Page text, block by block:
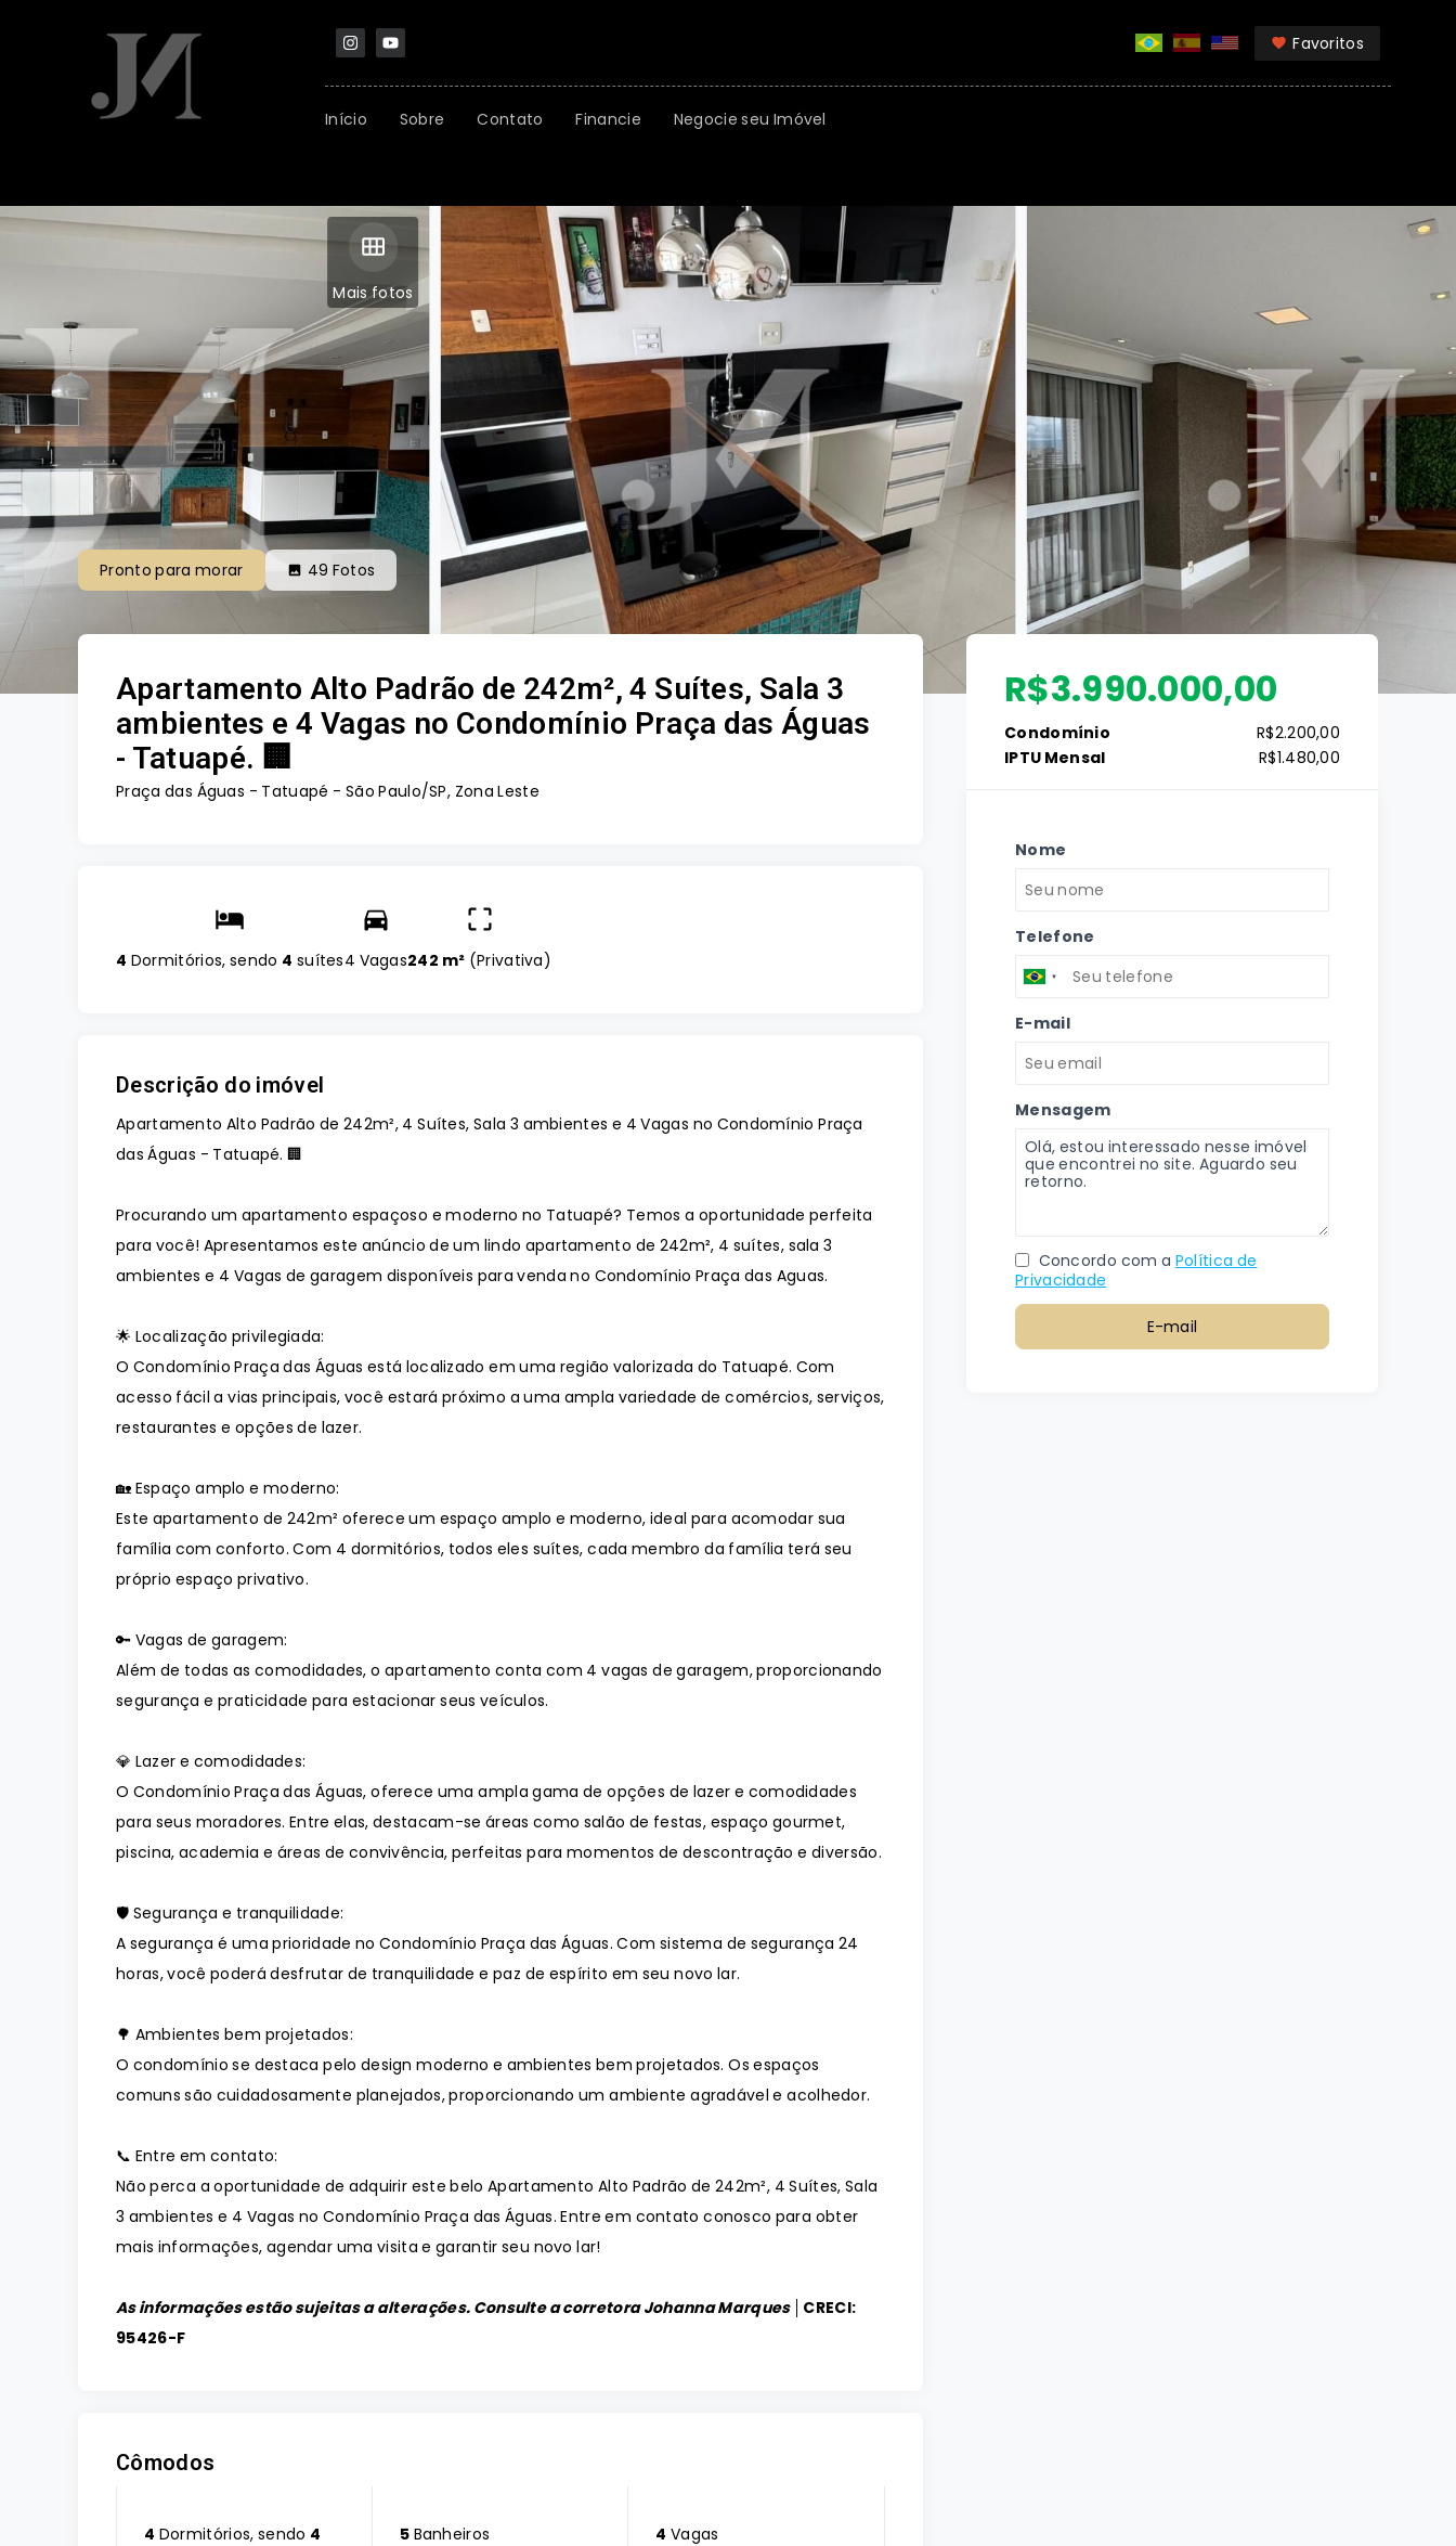
Favoritos
Início Sobre Contato Financie Negocie seu Imóvel
Mais fotos
Pronto para morar 49 Fotos
Apartamento Alto Padrão de 242m², 4 Suítes, Sala 3
ambientes e 4 Vagas no Condomínio Praça das Águas
- Tatuapé. 🏢
Praça das Águas - Tatuapé - São Paulo/SP, Zona Leste
4 Dormitórios, sendo 4 suítes4 Vagas242 m² (Privativa)
Descrição do imóvel
Apartamento Alto Padrão de 242m², 4 Suítes, Sala 3 ambientes e 4 Vagas no Condomínio Praça
das Águas - Tatuapé. 🏢
Procurando um apartamento espaçoso e moderno no Tatuapé? Temos a oportunidade perfeita
para você! Apresentamos este anúncio de um lindo apartamento de 242m², 4 suítes, sala 3
ambientes e 4 Vagas de garagem disponíveis para venda no Condomínio Praça das Aguas.
🌟 Localização privilegiada:
O Condomínio Praça das Águas está localizado em uma região valorizada do Tatuapé. Com
acesso fácil a vias principais, você estará próximo a uma ampla variedade de comércios, serviços,
restaurantes e opções de lazer.
🏡 Espaço amplo e moderno:
Este apartamento de 242m² oferece um espaço amplo e moderno, ideal para acomodar sua
família com conforto. Com 4 dormitórios, todos eles suítes, cada membro da família terá seu
próprio espaço privativo.
🔑 Vagas de garagem:
Além de todas as comodidades, o apartamento conta com 4 vagas de garagem, proporcionando
segurança e praticidade para estacionar seus veículos.
💎 Lazer e comodidades:
O Condomínio Praça das Águas, oferece uma ampla gama de opções de lazer e comodidades
para seus moradores. Entre elas, destacam-se áreas como salão de festas, espaço gourmet,
piscina, academia e áreas de convivência, perfeitas para momentos de descontração e diversão.
🛡️ Segurança e tranquilidade:
A segurança é uma prioridade no Condomínio Praça das Águas. Com sistema de segurança 24
horas, você poderá desfrutar de tranquilidade e paz de espírito em seu novo lar.
🌳 Ambientes bem projetados:
O condomínio se destaca pelo design moderno e ambientes bem projetados. Os espaços
comuns são cuidadosamente planejados, proporcionando um ambiente agradável e acolhedor.
📞 Entre em contato:
Não perca a oportunidade de adquirir este belo Apartamento Alto Padrão de 242m², 4 Suítes, Sala
3 ambientes e 4 Vagas no Condomínio Praça das Águas. Entre em contato conosco para obter
mais informações, agendar uma visita e garantir seu novo lar!
As informações estão sujeitas a alterações. Consulte a corretora Johanna Marques │ CRECI:
95426-F
Cômodos
4 Dormitórios, sendo 4
5Banheiros 4 Vagas
R$3.990.000,00
Condomínio
R$2.200,00
IPTU Mensal
R$1.480,00
Nome
Telefone
E-mail
Mensagem
Concordo com a Política de
Privacidade
E-mail